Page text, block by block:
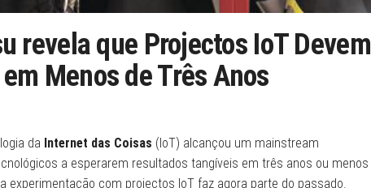
revela que Projectos IoT Devem
Menos de Três Anos
da Internet das Coisas (IoT) alcançou um mainstream
a esperarem resultados tangíveis em três anos ou menos
experimentação com projectos IoT faz agora parte do passado.